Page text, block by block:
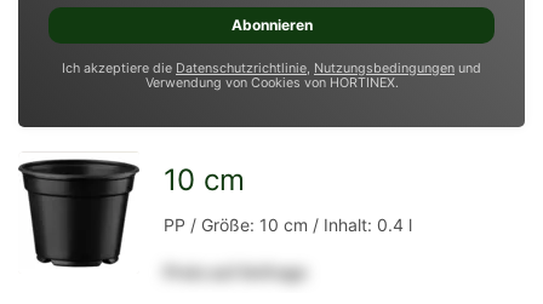
*
Abonnieren
Ich akzeptiere die Datenschutzrichtlinie, Nutzungsbedingungen und
Verwendung von Cookies von HORTINEX.
10 cm
PP / Größe: 10 cm / Inhalt: 0.4 l
Preis auf Anfrage